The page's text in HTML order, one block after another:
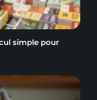
simple pour